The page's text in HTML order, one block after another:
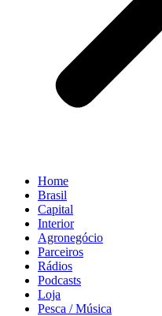
Home
Brasil
Capital
Interior
Agronegócio
Parceiros
Rádios
Podcasts
Loja
Pesca / Música